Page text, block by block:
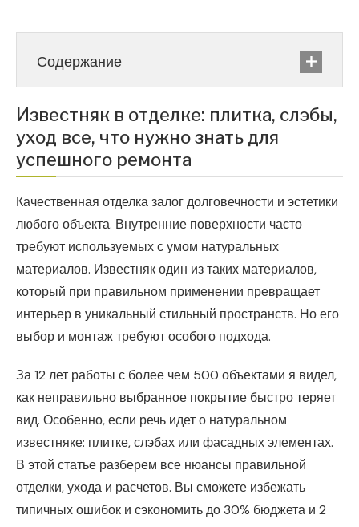
Содержание
Известняк в отделке: плитка, слэбы,
уход все, что нужно знать для
успешного ремонта
Качественная отделка залог долговечности и эстетики
любого объекта. Внутренние поверхности часто
требуют используемых с умом натуральных
материалов. Известняк один из таких материалов,
который при правильном применении превращает
интерьер в уникальный стильный пространств. Но его
выбор и монтаж требуют особого подхода.
За 12 лет работы с более чем 500 объектами я видел,
как неправильно выбранное покрытие быстро теряет
вид. Особенно, если речь идет о натуральном
известняке: плитке, слэбах или фасадных элементах.
В этой статье разберем все нюансы правильной
отделки, ухода и расчетов. Вы сможете избежать
типичных ошибок и сэкономить до 30% бюджета и 2